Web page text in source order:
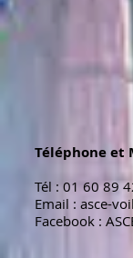
Téléphone et
Tél : 01 60 89
Email : asce-
Facebook :